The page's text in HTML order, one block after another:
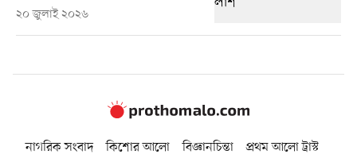
২০ জুলাই ২০২৬
নাগরিক সংবাদ কিশোর আলো বিজ্ঞানচিন্তা
প্রথম আলো ট্রাস্ট